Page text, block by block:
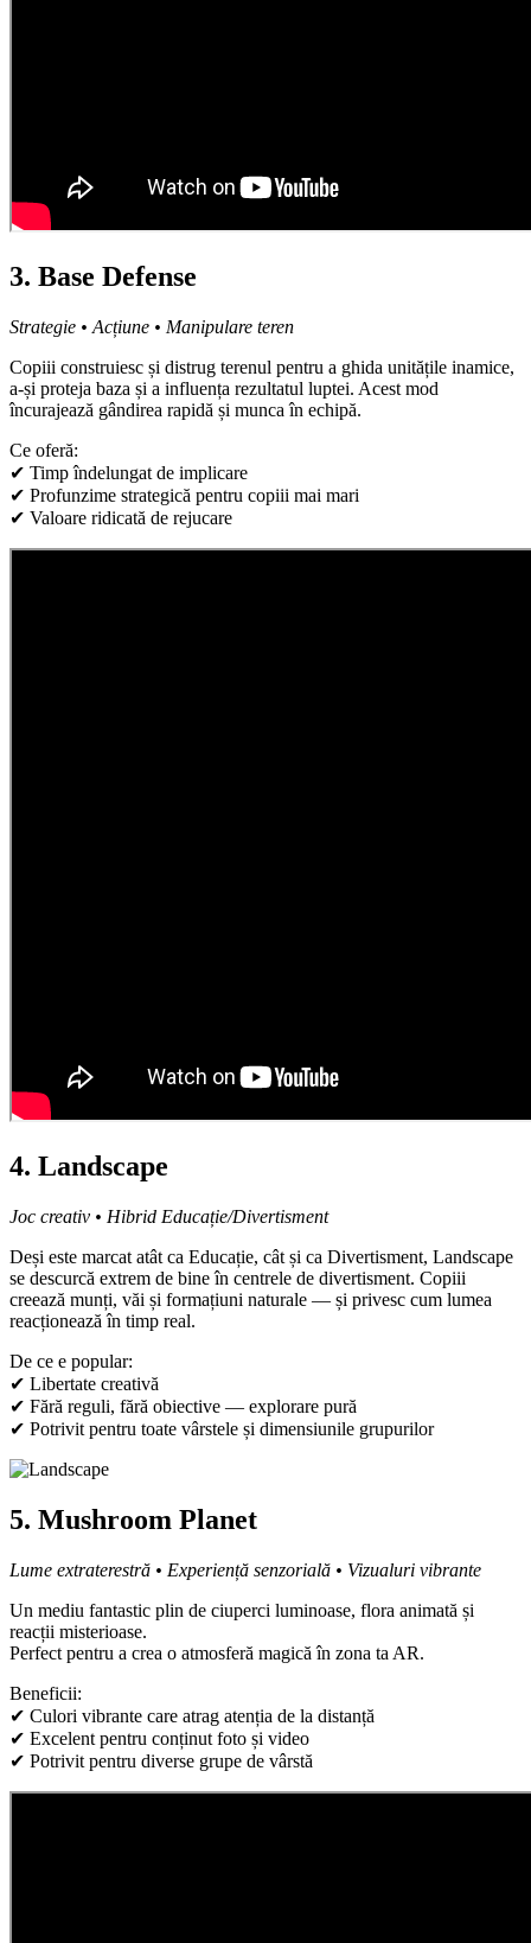
3. Base Defense
Strategie • Acțiune • Manipulare teren
Copiii construiesc și distrug terenul pentru a ghida unitățile inamice,
a-și proteja baza și a influența rezultatul luptei. Acest mod
încurajează gândirea rapidă și munca în echipă.
Ce oferă:
✔ Timp îndelungat de implicare
✔ Profunzime strategică pentru copiii mai mari
✔ Valoare ridicată de rejucare
4. Landscape
Joc creativ • Hibrid Educație/Divertisment
Deși este marcat atât ca Educație, cât și ca Divertisment, Landscape
se descurcă extrem de bine în centrele de divertisment. Copiii
creează munți, văi și formațiuni naturale — și privesc cum lumea
reacționează în timp real.
De ce e popular:
✔ Libertate creativă
✔ Fără reguli, fără obiective — explorare pură
✔ Potrivit pentru toate vârstele și dimensiunile grupurilor
5. Mushroom Planet
Lume extraterestră • Experiență senzorială • Vizualuri vibrante
Un mediu fantastic plin de ciuperci luminoase, flora animată și
reacții misterioase.
Perfect pentru a crea o atmosferă magică în zona ta AR.
Beneficii:
✔ Culori vibrante care atrag atenția de la distanță
✔ Excelent pentru conținut foto și video
✔ Potrivit pentru diverse grupe de vârstă